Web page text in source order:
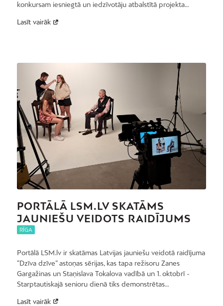
konkursam iesniegtā un iedzīvotāju atbalstītā projekta…
Lasīt vairāk
PORTĀLĀ LSM.LV SKATĀMS
JAUNIEŠU VEIDOTS RAIDĪJUMS
RĪGA
Portālā LSM.lv ir skatāmas Latvijas jauniešu veidotā raidījuma
“Dzīva dzīve” astoņas sērijas, kas tapa režisoru Zanes
Gargažinas un Staņislava Tokalova vadībā un 1. oktobrī -
Starptautiskajā senioru dienā tiks demonstrētas…
Lasīt vairāk